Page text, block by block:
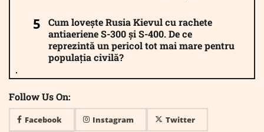
Cum lovește Rusia Kievul cu rachete
antiaeriene S-300 și S-400. De ce
reprezintă un pericol tot mai mare pentru
populația civilă?
Follow Us On:
Facebook Instagram Twitter